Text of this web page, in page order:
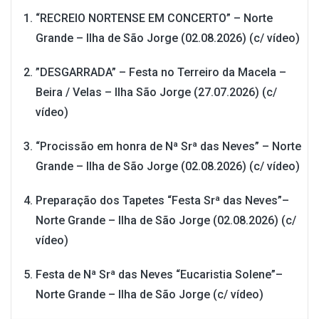
“RECREIO NORTENSE EM CONCERTO” – Norte
Grande – Ilha de São Jorge (02.08.2026) (c/ vídeo)
”DESGARRADA” – Festa no Terreiro da Macela –
Beira / Velas – Ilha São Jorge (27.07.2026) (c/
vídeo)
“Procissão em honra de Nª Srª das Neves” – Norte
Grande – Ilha de São Jorge (02.08.2026) (c/ vídeo)
Preparação dos Tapetes “Festa Srª das Neves”–
Norte Grande – Ilha de São Jorge (02.08.2026) (c/
vídeo)
Festa de Nª Srª das Neves “Eucaristia Solene”–
Norte Grande – Ilha de São Jorge (c/ vídeo)